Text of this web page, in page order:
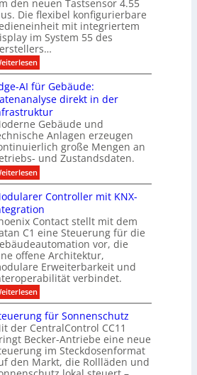
n
o
l
o
g
e
s
n
n
u
n
g
m
i
t
A
n
s
a
g
r
a
u
c
h
m
e
l
d
e
r
n
t
n
e
u
e
s
A
u
s
b
i
l
d
u
n
g
s
z
e
n
t
r
u
m
e
i
t
s
e
x
p
o
M
ü
n
c
h
e
n
2
0
2
6
g
e
h
t
e
r
f
o
l
g
r
e
i
c
h
z
u
E
n
den neuen Tastsensor 4.55
Die flexibel konfigurierbare
mit integriertem
im System 55 des
:
S
m
a
r
t
e
r
T
a
s
t
s
n
s
o
r
m
i
t
D
i
s
p
a
y
AI für Gebäude:
direkt in der
Gebäude und
Anlagen erzeugen
große Mengen an
und Zustandsdaten.
:
E
g
e
-
A
I
f
ü
r
G
e
b
u
d
e
:
D
a
Controller mit KNX-
Contact stellt mit dem
C1 eine Steuerung für die
vor, die
offene Architektur,
Erweiterbarkeit und
verbindet.
:
M
d
u
l
a
r
e
für Sonnenschutz
der CentralControl CC11
Becker-Antriebe eine neue
im Steckdosenformat
den Markt, die Rollläden und